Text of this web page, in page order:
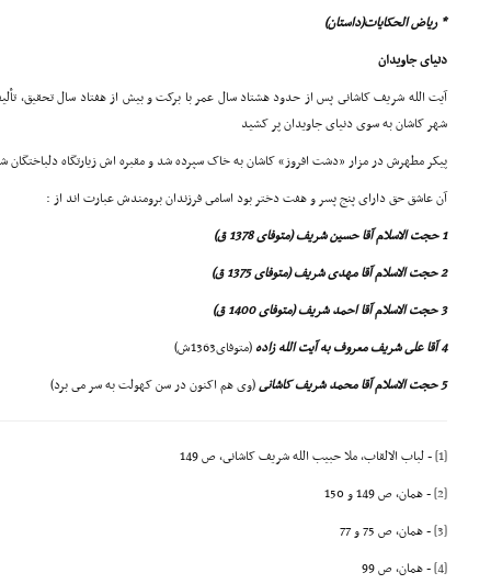
* ریاض الحکایات(داستان)
دنیاى جاویدان
شهر کاشان به سوى دنیاى جاویدان پر کشید
پیکر مطهرش در مزار «دشت افروز» کاشان به خاک سپرده شد و مقبره اش زیارتگاه
آن عاشق حق داراى پنج پسر و هفت دختر بود اسامى فرزندان برومندش عبارت اند از :
1 حجت الاسلام آقا حسین شریف (متوفاى 1378 ق)
2 حجت الاسلام آقا مهدى شریف (متوفاى 1375 ق)
3 حجت الاسلام آقا احمد شریف (متوفاى 1400 ق)
4 آقا على شریف معروف به آیت الله زاده
(متوفاى1363ش)
5 حجت الاسلام آقا محمد شریف کاشانى
(وى هم اکنون در سن کهولت به سر مى برد)
[1] - لباب الالقاب، ملا حبیب الله شریف کاشانى، ص 149
[2] - همان، ص 149 و 150
[3] - همان، ص 75 و 77
[4] - همان، ص 99